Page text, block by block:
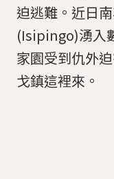
迫逃難。近日
(Isipingo)湧入
家園受到仇外
戈鎮這裡來。